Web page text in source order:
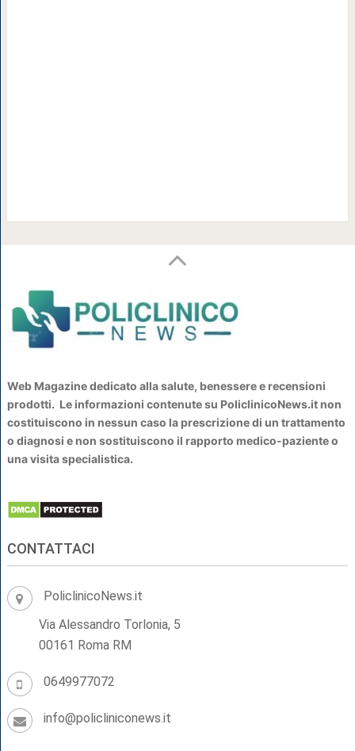
Web Magazine dedicato alla salute, benessere e recensioni
prodotti. Le informazioni contenute su PoliclinicoNews.it non
costituiscono in nessun caso la prescrizione di un trattamento
o diagnosi e non sostituiscono il rapporto medico-paziente o
una visita specialistica.
CONTATTACI
PoliclinicoNews.it
Via Alessandro Torlonia, 5
00161 Roma RM
0649977072
info@policliniconews.it